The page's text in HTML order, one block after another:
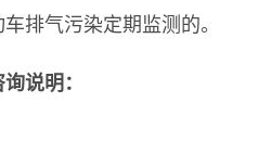
排气污染定期监测的。
说明：